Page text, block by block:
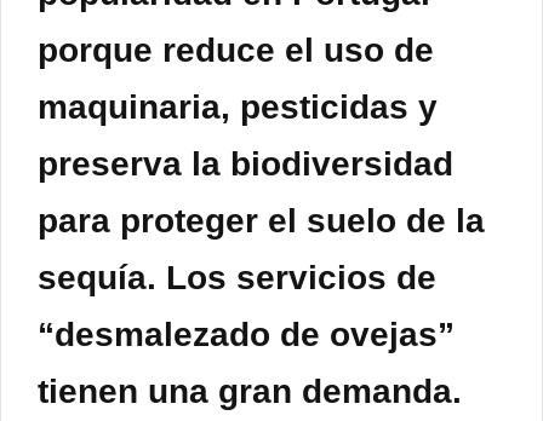
porque reduce el uso de
maquinaria, pesticidas y
preserva la biodiversidad
para proteger el suelo de la
sequía. Los servicios de
“desmalezado de ovejas”
tienen una gran demanda.